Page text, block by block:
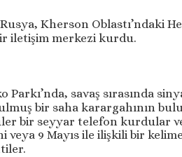
Kherson Oblastı’ndaki
iletişim merkezi kurdu.
Parkı’nda, savaş sırasında
bir saha karargahının
bir seyyar telefon kurdular
veya 9 Mayıs ile ilişkili bir